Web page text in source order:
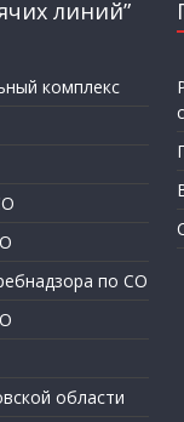
линий”
комплекс
по СО
области